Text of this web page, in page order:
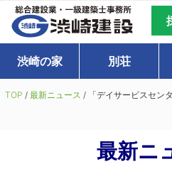
渋崎の家 別荘
TOP / 最新ニュース /
「デイサービスセ
最新ニ